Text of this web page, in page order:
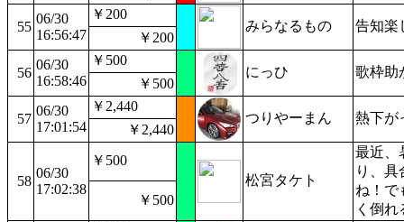
55
06/30
16:56:47
￥200
みらなるもの 告知楽
￥200
56
06/30
16:58:46
￥500
にっひ 歌枠助
￥500
57
06/30
17:01:54
￥2,440
つりやーまん 熱下が
￥2,440
58
06/30
17:02:38
￥500
松宮タケト
最近、
り、
ね！で
く倒
￥500